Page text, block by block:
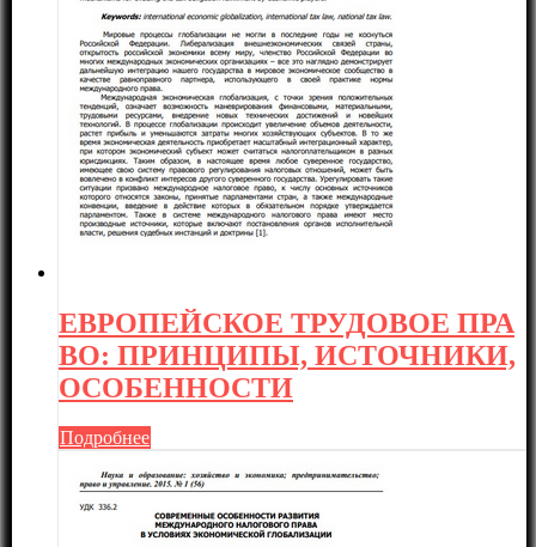
ЕВРОПЕЙСКОЕ ТРУДОВОЕ ПРА
ВО: ПРИНЦИПЫ, ИСТОЧНИКИ,
ОСОБЕННОСТИ
Подробнее